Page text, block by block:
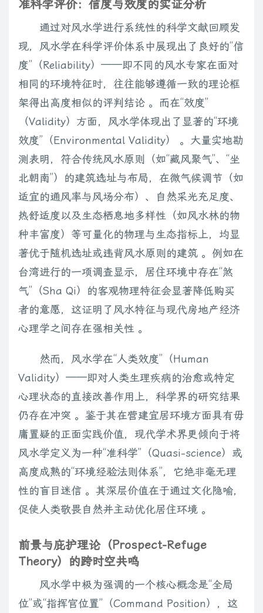
准科学评价：信度与效度的实证分析
通过对风水学进行系统性的科学文献回顾发
现，风水学在科学评价体系中展现出了良好的“信
度”（Reliability）——即不同的风水专家在面对
相同的环境特征时，往往能够遵循一致的理论框
架得出高度相似的评判结论 。而在“效度”
（Validity）方面，风水学体现出了显著的“环境
效度”（Environmental Validity） 。大量实地勘
测表明，符合传统风水原则（如“藏风聚气”、“坐
北朝南”）的建筑选址与布局，在微气候调节（如
适宜的通风率与风场分布）、自然采光充足度、
热舒适度以及生态栖息地多样性（如风水林的物
种丰富度）等可量化的物理与生态指标上，均显
著优于随机选址或违背风水原则的建筑 。例如在
台湾进行的一项调查显示，居住环境中存在“煞
气”（Sha Qi）的客观物理特征会显著降低购买
者的意愿，这证明了风水特征与现代房地产经济
心理学之间存在强相关性 。
然而，风水学在“人类效度”（Human
Validity）——即对人类生理疾病的治愈或特定
心理状态的直接改善作用上，科学界的研究结果
仍存在冲突 。鉴于其在营建宜居环境方面具有毋
庸置疑的正面实践价值，现代学术界更倾向于将
风水学定义为一种“准科学”（Quasi-science）或
高度成熟的“环境经验法则体系”，它绝非毫无理
性的盲目迷信 。其深层价值在于通过文化隐喻，
促使人类敬畏自然并主动优化居住环境 。
前景与庇护理论（Prospect-Refuge
Theory）的跨时空共鸣
风水学中极为强调的一个核心概念是“全局
位”或“指挥官位置”（Command Position），这